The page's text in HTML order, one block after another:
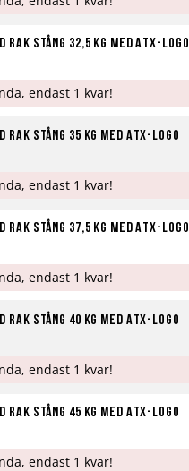
stång 32,5 kg med ATX-logo
endast 1 kvar!
stång 35 kg med ATX-logo
endast 1 kvar!
stång 37,5 kg med ATX-logo
endast 1 kvar!
stång 40 kg med ATX-logo
endast 1 kvar!
stång 45 kg med ATX-logo
endast 1 kvar!